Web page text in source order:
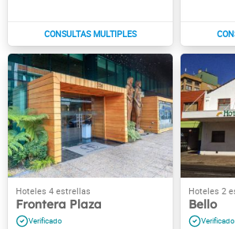
Frontera Plaza Bello